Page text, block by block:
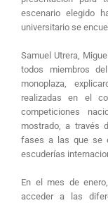
escenario elegido
universitario se
Samuel Utrera,
todos miembros
monoplaza,
realizadas en el
competiciones
mostrado, a través
fases a las que se
escuderías
En el mes de
acceder a las